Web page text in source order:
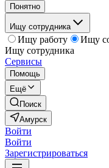
Понятно
Ищу сотрудника
Ищу работу
Ищу
Ищу сотрудника
Сервисы
Помощь
Ещё
Поиск
Амурск
Войти
Войти
Зарегистрироваться